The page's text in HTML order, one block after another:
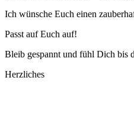
Ich wünsche Euch einen
Passt auf Euch auf!
Bleib gespannt und fühl Dich bis
Herzliches